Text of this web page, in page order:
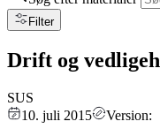
Filter
Drift og
SUS
10. juli 2015
Version: